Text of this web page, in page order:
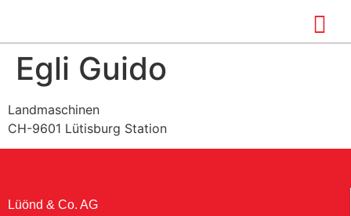
Egli Guido
Landmaschinen
CH-9601 Lütisburg Station
Lüönd & Co. AG